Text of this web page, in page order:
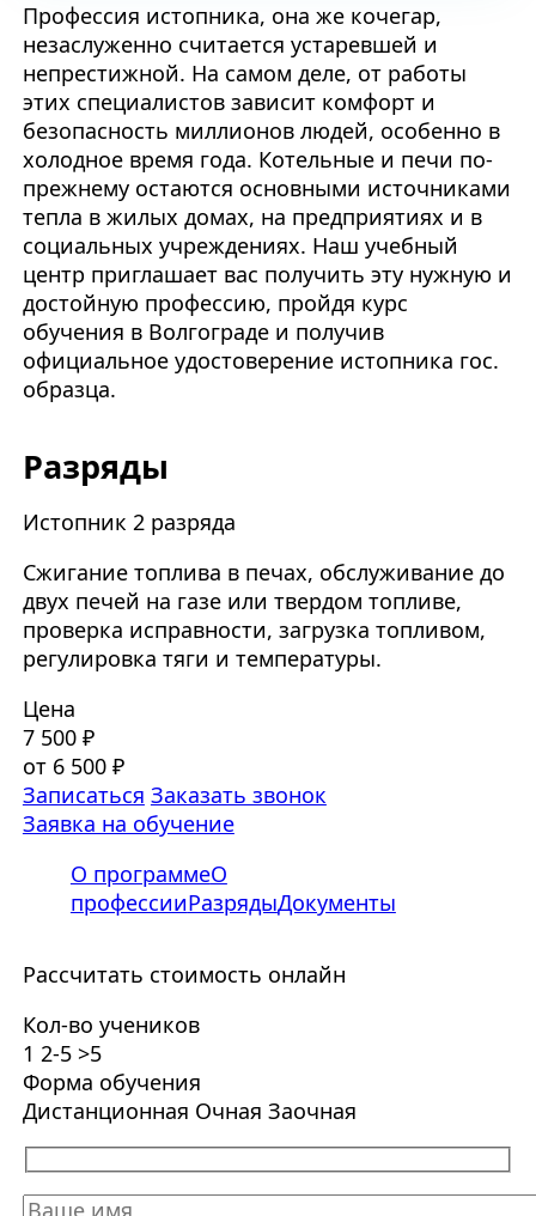
Профессия истопника, она же кочегар,
незаслуженно считается устаревшей и
непрестижной. На самом деле, от работы
этих специалистов зависит комфорт и
безопасность миллионов людей, особенно в
холодное время года. Котельные и печи по-
прежнему остаются основными источниками
тепла в жилых домах, на предприятиях и в
социальных учреждениях. Наш учебный
центр приглашает вас получить эту нужную и
достойную профессию, пройдя курс
обучения в Волгограде и получив
официальное удостоверение истопника гос.
образца.
Разряды
Истопник 2 разряда
Сжигание топлива в печах, обслуживание до
двух печей на газе или твердом топливе,
проверка исправности, загрузка топливом,
регулировка тяги и температуры.
Цена
7 500 ₽
от 6 500 ₽
Записаться Заказать звонок
Заявка на обучение
О программеО
профессииРазрядыДокументы
Рассчитать стоимость онлайн
Кол-во учеников
1 2-5 >5
Форма обучения
Дистанционная Очная Заочная